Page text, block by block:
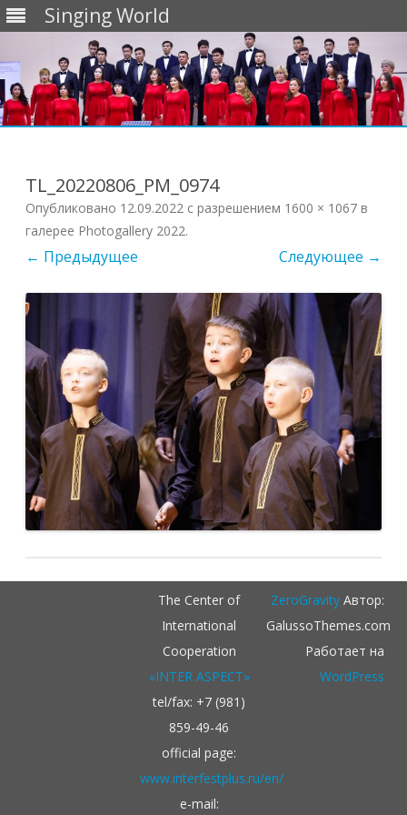
Singing World
Перейти
TL_20220806_PM_0974
Опубликовано 12.09.2022 с разрешением 1600 × 1067 в
галерее Photogallery 2022.
← Предыдущее Следующее →
The Center of
International
Cooperation
«INTER ASPECT»
tel/fax: +7 (981)
859-49-46
official page:
www.interfestplus.ru/en/
e-mail:
ZeroGravityАвтор:
GalussoThemes.com
Работает на
WordPress